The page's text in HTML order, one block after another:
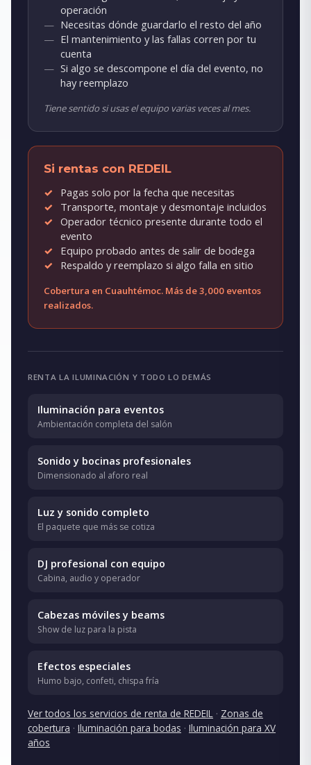
operación
Necesitas dónde guardarlo el resto del año
El mantenimiento y las fallas corren por tu
cuenta
Si algo se descompone el día del evento, no
hay reemplazo
Tiene sentido si usas el equipo varias veces al mes.
Si rentas con REDEIL
Pagas solo por la fecha que necesitas
Transporte, montaje y desmontaje incluidos
Operador técnico presente durante todo el
evento
Equipo probado antes de salir de bodega
Respaldo y reemplazo si algo falla en sitio
Cobertura en Cuauhtémoc. Más de 3,000 eventos
realizados.
RENTA LA ILUMINACIÓN Y TODO LO DEMÁS
Iluminación para eventos
Ambientación completa del salón
Sonido y bocinas profesionales
Dimensionado al aforo real
Luz y sonido completo
El paquete que más se cotiza
DJ profesional con equipo
Cabina, audio y operador
Cabezas móviles y beams
Show de luz para la pista
Efectos especiales
Humo bajo, confeti, chispa fría
Ver todos los servicios de renta de REDEIL · Zonas de
cobertura · Iluminación para bodas · Iluminación para XV
años